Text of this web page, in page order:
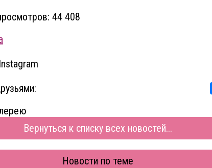
44 408
Вернуться к списку всех новостей...
Новости по теме